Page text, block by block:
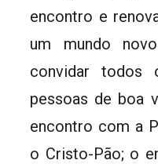
encontro e
um mundo
convidar todos
pessoas de boa
encontro com a
o Cristo-Pão; o